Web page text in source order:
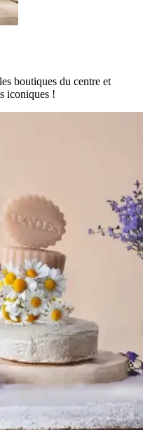
boutiques du centre et
iconiques !